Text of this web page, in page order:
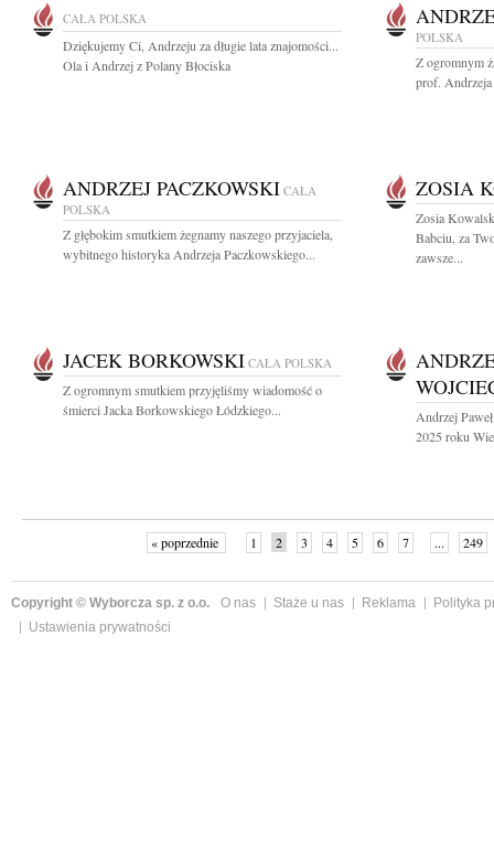
CAŁA POLSKA
Dziękujemy Ci, Andrzeju za długie lata znajomości...
Ola i Andrzej z Polany Błociska
POLSKA
Z ogromnym
prof. Andrzeja
ANDRZEJ PACZKOWSKI CAŁA
POLSKA
Z głębokim smutkiem żegnamy naszego przyjaciela,
wybitnego historyka Andrzeja Paczkowskiego...
ZOSIA
Zosia
Babciu, za
zawsze...
JACEK BORKOWSKI CAŁA POLSKA
Z ogromnym smutkiem przyjęliśmy wiadomość o
śmierci Jacka Borkowskiego Łódzkiego...
Andrzej
2025 roku
« poprzednie 1 2 3 4 5 6 7 ... 249
Copyright © Wyborcza sp. z o.o. O nas Staże u nas Reklama
Polityka
Ustawienia prywatności